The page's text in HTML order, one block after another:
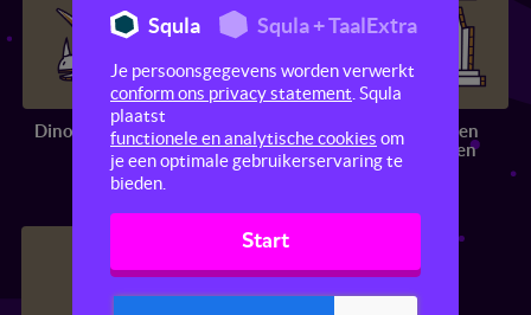
Dinosaurussen Jagers en boeren
Grieken en
Romeinen
Squla
Squla + TaalExtra
Je persoonsgegevens worden verwerkt
conform ons privacy statement . Squla
plaatst
functionele en analytische cookies om
je een optimale gebruikerservaring te
bieden.
Start